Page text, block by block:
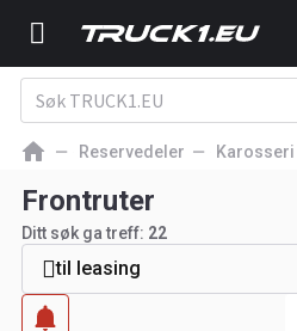
Reservedeler
Frontruter
Ditt søk ga treff: 22
til leasing